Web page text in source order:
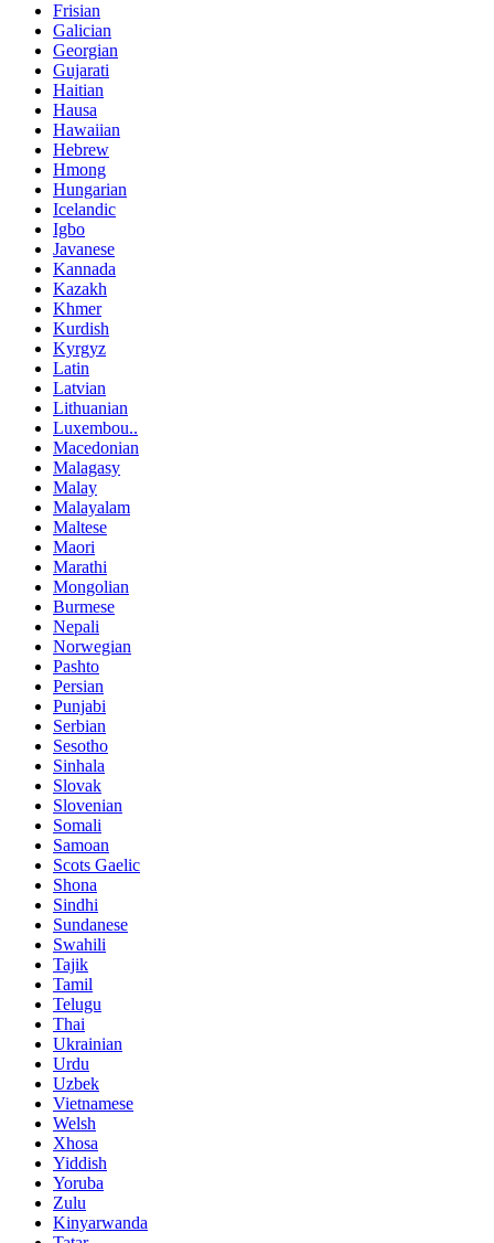
Frisian
Galician
Georgian
Gujarati
Haitian
Hausa
Hawaiian
Hebrew
Hmong
Hungarian
Icelandic
Igbo
Javanese
Kannada
Kazakh
Khmer
Kurdish
Kyrgyz
Latin
Latvian
Lithuanian
Luxembou..
Macedonian
Malagasy
Malay
Malayalam
Maltese
Maori
Marathi
Mongolian
Burmese
Nepali
Norwegian
Pashto
Persian
Punjabi
Serbian
Sesotho
Sinhala
Slovak
Slovenian
Somali
Samoan
Scots Gaelic
Shona
Sindhi
Sundanese
Swahili
Tajik
Tamil
Telugu
Thai
Ukrainian
Urdu
Uzbek
Vietnamese
Welsh
Xhosa
Yiddish
Yoruba
Zulu
Kinyarwanda